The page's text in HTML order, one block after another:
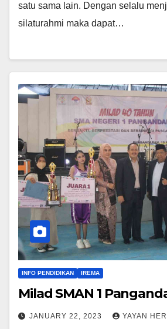
satu sama lain. Dengan selalu
silaturahmi maka dapat…
INFO PENDIDIKAN IREMA
Milad SMAN 1
JANUARY 22, 2023 YAYAN